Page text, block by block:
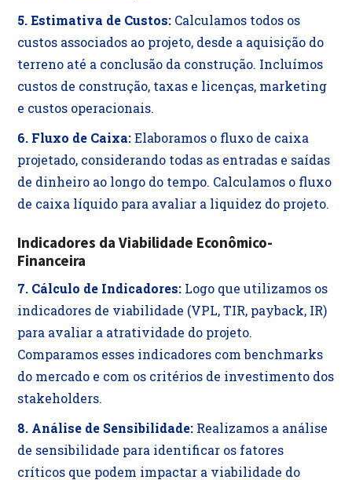
5. Estimativa de Custos: Calculamos todos os
custos associados ao projeto, desde a aquisição do
terreno até a conclusão da construção. Incluímos
custos de construção, taxas e licenças, marketing
e custos operacionais.
6. Fluxo de Caixa:Elaboramos o fluxo de caixa
projetado, considerando todas as entradas e saídas
de dinheiro ao longo do tempo. Calculamos o fluxo
de caixa líquido para avaliar a liquidez do projeto.
Indicadores da Viabilidade Econômico-
Financeira
7. Cálculo de Indicadores: Logo que utilizamos os
indicadores de viabilidade (VPL, TIR, payback, IR)
para avaliar a atratividade do projeto.
Comparamos esses indicadores com benchmarks
do mercado e com os critérios de investimento dos
stakeholders.
8. Análise de Sensibilidade: Realizamos a análise
de sensibilidade para identificar os fatores
críticos que podem impactar a viabilidade do